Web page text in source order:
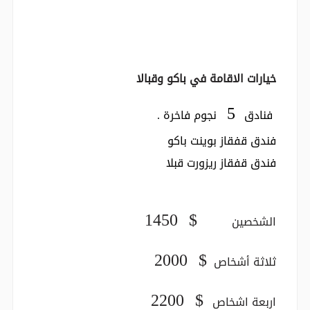
خيارات الاقامة في باكو وقبالا
فنادق 5 نجوم فاخرة .
فندق قفقاز بوينت باكو
فندق قفقاز ريزورت قبلا
الشخصين 1450 $
ثلاثة أشخاص 2000 $
اربعة اشخاص 2200 $